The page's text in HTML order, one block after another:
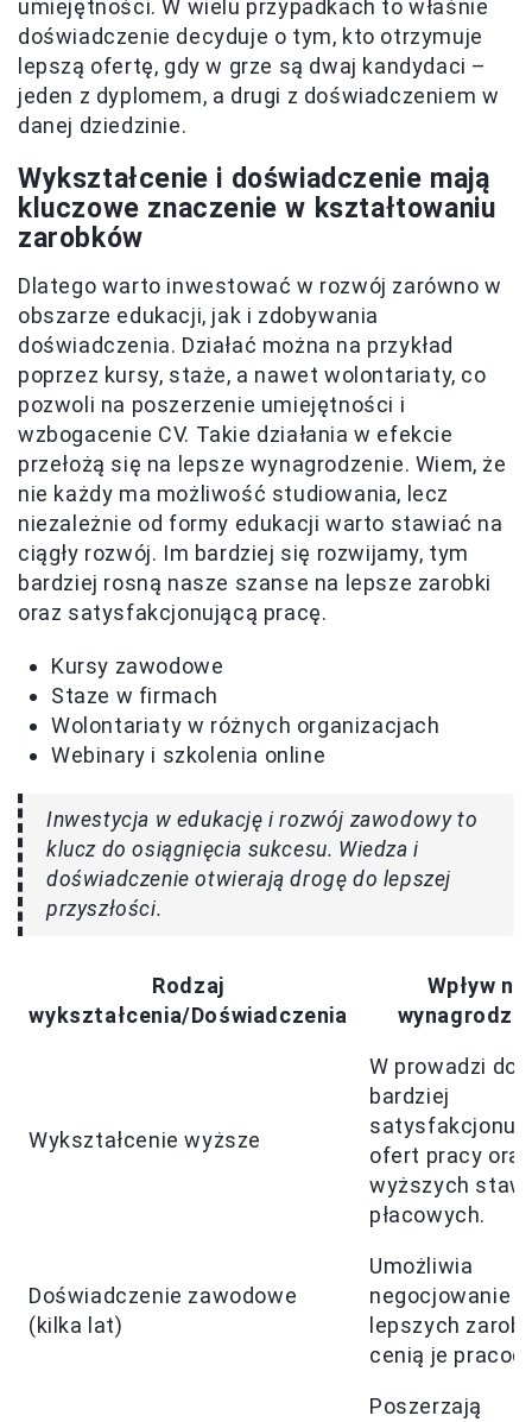
umiejętności. W wielu przypadkach to właśnie
doświadczenie decyduje o tym, kto otrzymuje
lepszą ofertę, gdy w grze są dwaj kandydaci –
jeden z dyplomem, a drugi z doświadczeniem w
danej dziedzinie.
Wykształcenie i doświadczenie mają
kluczowe znaczenie w kształtowaniu
zarobków
Dlatego warto inwestować w rozwój zarówno w
obszarze edukacji, jak i zdobywania
doświadczenia. Działać można na przykład
poprzez kursy, staże, a nawet wolontariaty, co
pozwoli na poszerzenie umiejętności i
wzbogacenie CV. Takie działania w efekcie
przełożą się na lepsze wynagrodzenie. Wiem, że
nie każdy ma możliwość studiowania, lecz
niezależnie od formy edukacji warto stawiać na
ciągły rozwój. Im bardziej się rozwijamy, tym
bardziej rosną nasze szanse na lepsze zarobki
oraz satysfakcjonującą pracę.
Kursy zawodowe
Staze w firmach
Wolontariaty w różnych organizacjach
Webinary i szkolenia online
Inwestycja w edukację i rozwój zawodowy to
klucz do osiągnięcia sukcesu. Wiedza i
doświadczenie otwierają drogę do lepszej
przyszłości.
Rodzaj
wykształcenia/Doświadczenia
Wpływ na
Wykształcenie wyższe
W prowadzi do
bardziej
ofert pracy oraz
wyższych
płacowych.
Doświadczenie zawodowe
(kilka lat)
Umożliwia
negocjowanie
lepszych
cenią je
Poszerzają